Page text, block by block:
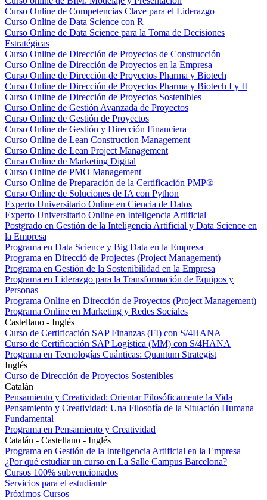
Curso Online de Competencias Clave para el Liderazgo
Curso Online de Data Science con R
Curso Online de Data Science para la Toma de Decisiones
Estratégicas
Curso Online de Dirección de Proyectos de Construcción
Curso Online de Dirección de Proyectos en la Empresa
Curso Online de Dirección de Proyectos Pharma y Biotech
Curso Online de Dirección de Proyectos Pharma y Biotech I y II
Curso Online de Dirección de Proyectos Sostenibles
Curso Online de Gestión Avanzada de Proyectos
Curso Online de Gestión de Proyectos
Curso Online de Gestión y Dirección Financiera
Curso Online de Lean Construction Management
Curso Online de Lean Project Management
Curso Online de Marketing Digital
Curso Online de PMO Management
Curso Online de Preparación de la Certificación PMP®
Curso Online de Soluciones de IA con Python
Experto Universitario Online en Ciencia de Datos
Experto Universitario Online en Inteligencia Artificial
Postgrado en Gestión de la Inteligencia Artificial y Data Science en
la Empresa
Programa en Data Science y Big Data en la Empresa
Programa en Direcció de Projectes (Project Management)
Programa en Gestión de la Sostenibilidad en la Empresa
Programa en Liderazgo para la Transformación de Equipos y
Personas
Programa Online en Dirección de Proyectos (Project Management)
Programa Online en Marketing y Redes Sociales
Castellano - Inglés
Curso de Certificación SAP Finanzas (FI) con S/4HANA
Curso de Certificación SAP Logística (MM) con S/4HANA
Programa en Tecnologías Cuánticas: Quantum Strategist
Inglés
Curso de Dirección de Proyectos Sostenibles
Catalán
Pensamiento y Creatividad: Orientar Filosóficamente la Vida
Pensamiento y Creatividad: Una Filosofía de la Situación Humana
Fundamental
Programa en Pensamiento y Creatividad
Catalán - Castellano - Inglés
Programa en Gestión de la Inteligencia Artificial en la Empresa
¿Por qué estudiar un curso en La Salle Campus Barcelona?
Cursos 100% subvencionados
Servicios para el estudiante
Próximos Cursos